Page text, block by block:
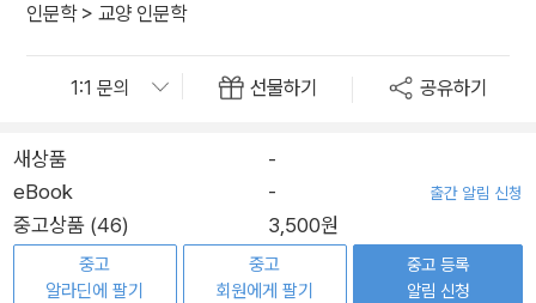
인문학> 교양 인문학
선물하기 공유하기
새상품
-
eBook
- 출간 알림 신청
중고상품 (46) 3,500원
중고
알라딘에 팔기
중고
회원에게 팔기
중고 등록
알림 신청